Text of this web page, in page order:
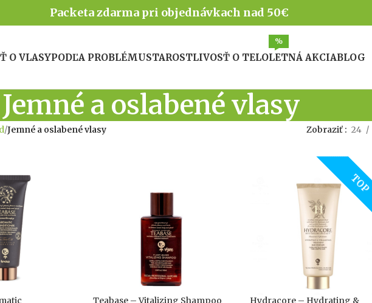
Packeta zdarma pri objednávkach nad 50€
O VLASYPODĽA PROBLÉMUSTAROSTLIVOSŤ O TELOLETNÁ AKCIA
%
BLOG
Jemné a oslabené vlasy
/Jemné a oslabené vlasy Zobraziť 24
Teabase – Vitalizing Shampoo
TOP
Hydracore – Hydrating &